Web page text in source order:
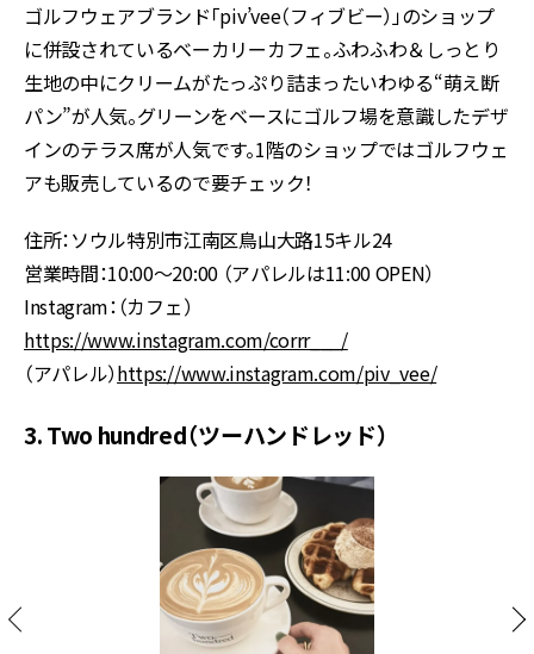
ゴルフウェアブランド「piv’vee（フィブビー）」のショップ
に併設されているベーカリーカフェ。ふわふわ＆しっとり
生地の中にクリームがたっぷり詰まったいわゆる“萌え断
パン”が人気。グリーンをベースにゴルフ場を意識したデザ
インのテラス席が人気です。1階のショップではゴルフウェ
アも販売しているので要チェック！
住所：ソウル特別市江南区鳥山大路15キル24
営業時間：10:00〜20:00 （アパレルは11:00 OPEN）
Instagram：（カフェ）
https://www.instagram.com/corrr___/
（アパレル）https://www.instagram.com/piv_vee/
3. Two hundred（ツーハンドレッド）